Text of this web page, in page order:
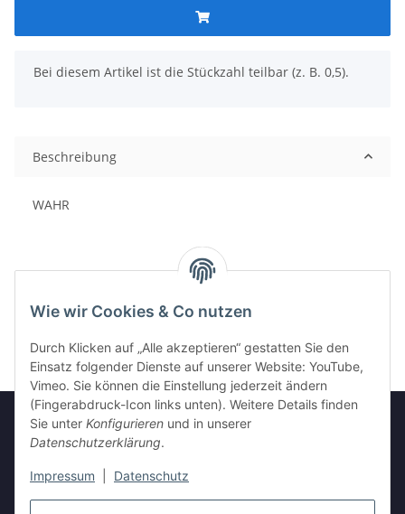
Wie wir Cookies & Co nutzen
Durch Klicken auf „Alle akzeptieren“ gestatten Sie den
Einsatz folgender Dienste auf unserer Website: YouTube,
Vimeo. Sie können die Einstellung jederzeit ändern
(Fingerabdruck-Icon links unten). Weitere Details finden
Sie unter Konfigurieren und in unserer
Datenschutzerklärung.
Impressum Datenschutz
x
Bei diesem Artikel ist die Stückzahl teilbar (z. B. 0,5).
Beschreibung
WAHR
Gesetzliche Informationen